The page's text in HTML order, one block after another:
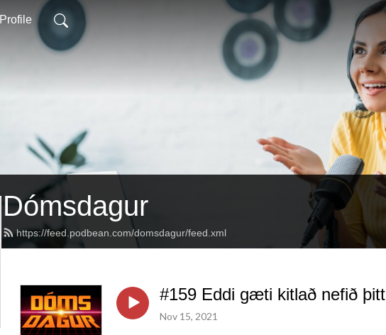
Profile
Dómsdagur
https://feed.podbean.com/domsdagur/feed.xml
#159 Eddi gæti kitlað nefið þitt
Nov 15, 2021